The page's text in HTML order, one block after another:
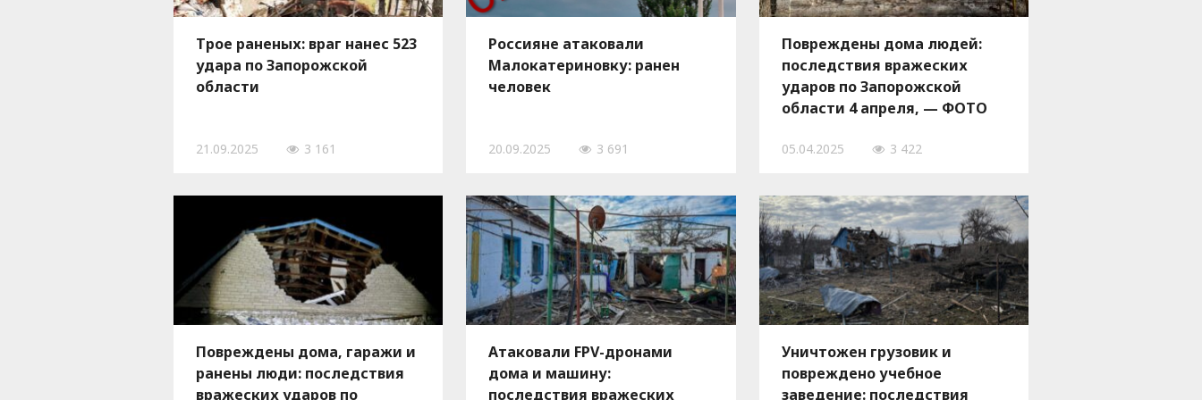
Трое раненых: враг нанес 523
удара по Запорожской
области
21.09.2025 3 161
Россияне атаковали
Малокатериновку: ранен
человек
20.09.2025 3 691
Повреждены дома людей:
последствия вражеских
ударов по Запорожской
области 4 апреля, — ФОТО
05.04.2025 3 422
Повреждены дома, гаражи и
ранены люди: последствия
вражеских ударов по
Атаковали FPV-дронами
дома и машину:
последствия вражеских
Уничтожен грузовик и
повреждено учебное
заведение: последствия